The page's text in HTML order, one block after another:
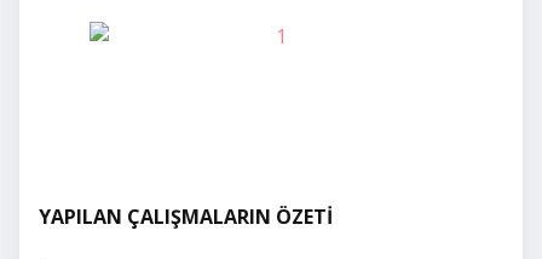
YAPILAN ÇALIŞMALARIN ÖZETİ